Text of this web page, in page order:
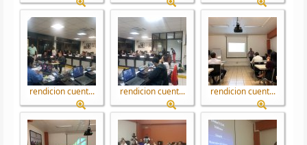
rendicion cuent... rendicion cuent... rendicion cuent...